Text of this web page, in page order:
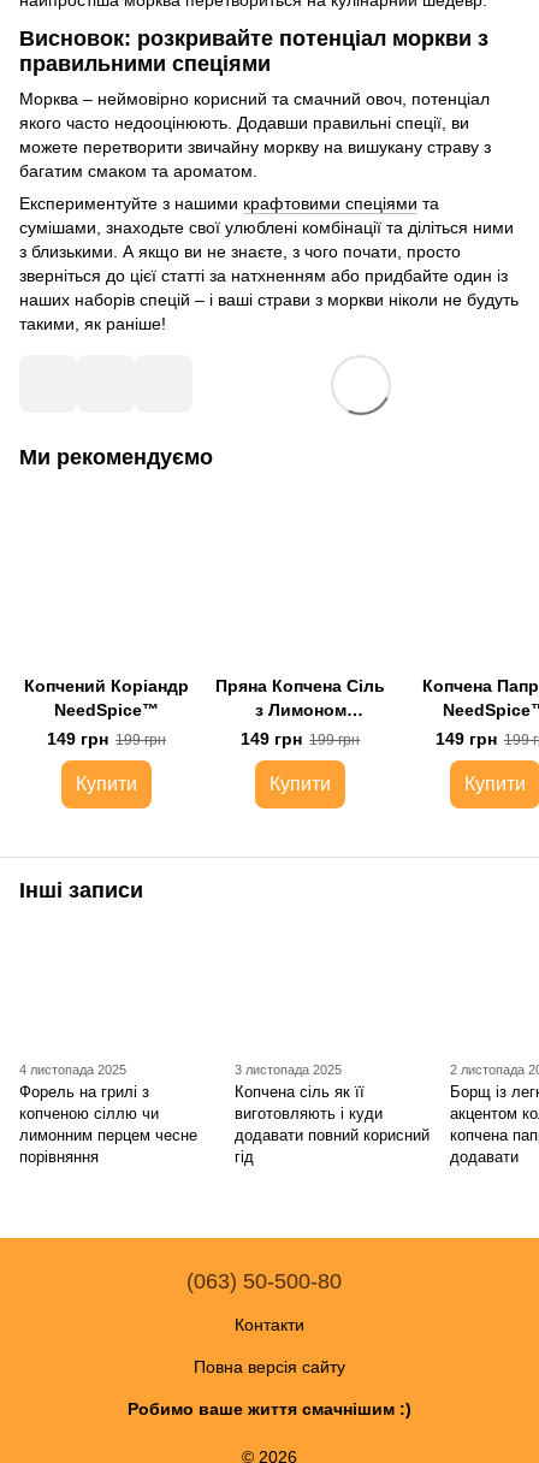
Висновок: розкривайте потенціал моркви з
правильними спеціями
Морква – неймовірно корисний та смачний овоч, потенціал
якого часто недооцінюють. Додавши правильні спеції, ви
можете перетворити звичайну моркву на вишукану страву з
багатим смаком та ароматом.
Експериментуйте з нашими крафтовими спеціями та
сумішами, знаходьте свої улюблені комбінації та діліться ними
з близькими. А якщо ви не знаєте, з чого почати, просто
зверніться до цієї статті за натхненням або придбайте один із
наших наборів спецій – і ваші страви з моркви ніколи не будуть
такими, як раніше!
Ми рекомендуємо
Копчений Коріандр
NeedSpice™
149 грн 199 грн
Купити
Пряна Копчена Сіль
з Лимоном
NeedSpice™
149 грн 199 грн
Купити
Копчена
149 грн 199
Купити
Інші записи
4 листопада 2025
Форель на грилі з
копченою сіллю чи
лимонним перцем чесне
порівняння
3 листопада 2025
Копчена сіль як її
виготовляють і куди
додавати повний корисний
гід
2 листопада
Борщ із
акцентом
копчена
додавати
(063) 50-500-80
Контакти
Повна версія сайту
Робимо ваше життя смачнішим :)
© 2026